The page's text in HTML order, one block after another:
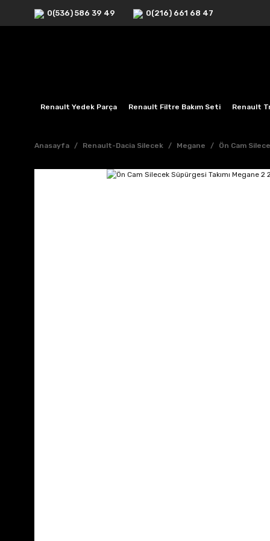
0(536) 586 39 49 0(216) 661 68 47
Renault Yedek Parça Renault Filtre Bakım Seti Renault
Anasayfa Renault-Dacia Silecek Megane Ön Cam